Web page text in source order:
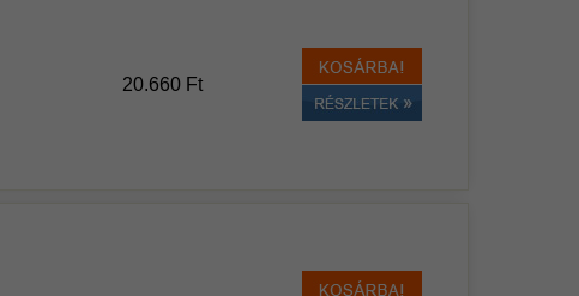
20.660 Ft